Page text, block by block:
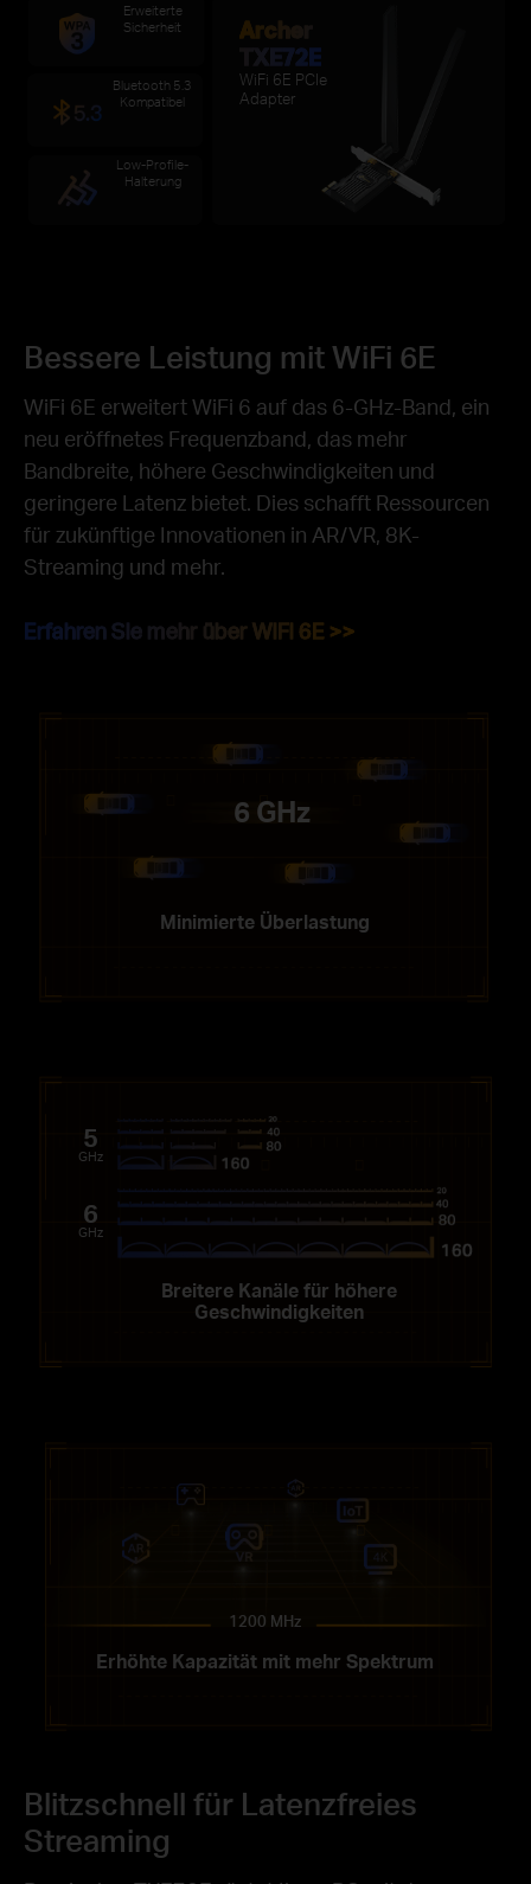
Archer
TXE72E
WiFi 6E PCIe
Adapter
Erweiterte
Sicherheit
Bluetooth 5.3
Kompatibel
Low-Profile-
Halterung
Bessere Leistung mit WiFi 6E
WiFi 6E erweitert WiFi 6 auf das 6-GHz-Band, ein
neu eröffnetes Frequenzband, das mehr
Bandbreite, höhere Geschwindigkeiten und
geringere Latenz bietet. Dies schafft Ressourcen
für zukünftige Innovationen in AR/VR, 8K-
Streaming und mehr.
Erfahren Sie mehr über WiFi 6E >>
6 GHz
Minimierte Überlastung
5
GHz
6
GHz
Breitere Kanäle für höhere
Geschwindigkeiten
1200 MHz
Erhöhte Kapazität mit mehr Spektrum
Blitzschnell für Latenzfreies
Streaming